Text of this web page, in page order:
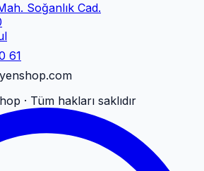
Soğanlık Cad.
61
· Tüm hakları saklıdır